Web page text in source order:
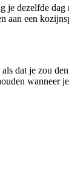
dezelfde
aan een
dat je zou